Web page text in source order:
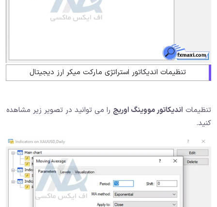
تنظیمات اندیکاتور استراتژی مارکت میکر ارز دیجیتال
تنظیمات اندیکاتور مووینگ اوریج را می توانید در تصویر زیر مشاهده
کنید.